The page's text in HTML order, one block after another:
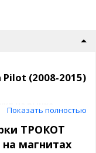
(2008-2015)
на рынке
как Academeg, Лиса
Показать полностью
ТРОКОТ
магнитах